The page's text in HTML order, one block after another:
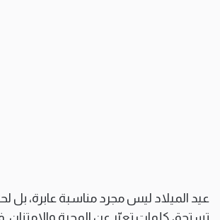
عيد الميلاد ليس مجرد مناسبة عابرة، بل
تستحق كلمات تعبّر عن المحبة والامتنان.